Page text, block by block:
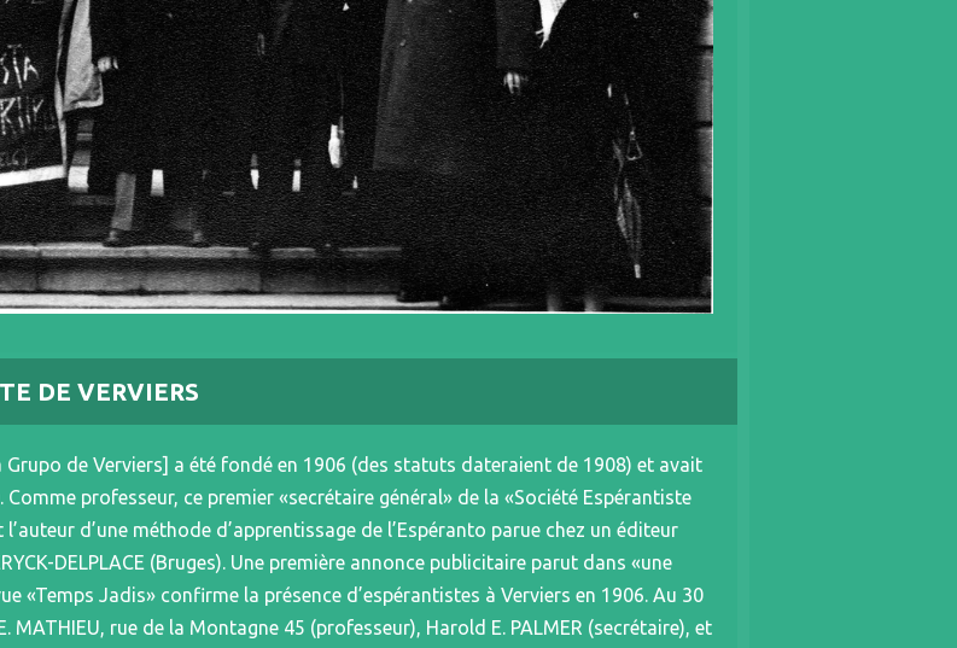
DE VERVIERS
de Verviers] a été fondé en 1906 (des statuts dateraient de 1908) et avait
Comme professeur, ce premier «secrétaire général» de la «Société Espérantiste
d’une méthode d’apprentissage de l’Espéranto parue chez un éditeur
DELPLACE (Bruges). Une première annonce publicitaire parut dans «une
«Temps Jadis» confirme la présence d’espérantistes à Verviers en 1906. Au 30
rue de la Montagne 45 (professeur), Harold E. PALMER (secrétaire), et